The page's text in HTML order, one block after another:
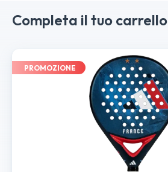
Completa il tuo carrello
PROMOZIONE